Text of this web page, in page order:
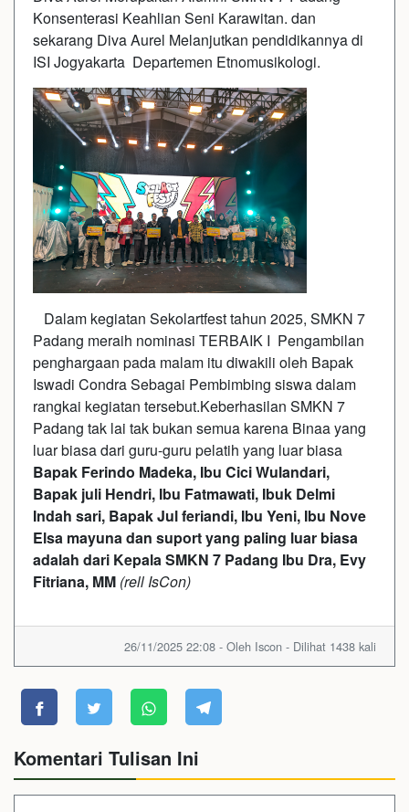
Konsenterasi Keahlian Seni Karawitan. dan
sekarang Diva Aurel Melanjutkan pendidikannya di
ISI Jogyakarta Departemen Etnomusikologi.
Dalam kegiatan Sekolartfest tahun 2025, SMKN 7
Padang meraih nominasi TERBAIK I Pengambilan
penghargaan pada malam itu diwakili oleh Bapak
Iswadi Condra Sebagai Pembimbing siswa dalam
rangkai kegiatan tersebut.Keberhasilan SMKN 7
Padang tak lai tak bukan semua karena Binaa yang
luar biasa dari guru-guru pelatih yang luar biasa
Bapak Ferindo Madeka, Ibu Cici Wulandari,
Bapak juli Hendri, Ibu Fatmawati, Ibuk Delmi
Indah sari, Bapak Jul feriandi, Ibu Yeni, Ibu Nove
Elsa mayuna dan suport yang paling luar biasa
adalah dari Kepala SMKN 7 Padang Ibu Dra, Evy
Fitriana, MM (rell IsCon)
26/11/2025 22:08 - Oleh Iscon - Dilihat 1438 kali
Komentari Tulisan Ini